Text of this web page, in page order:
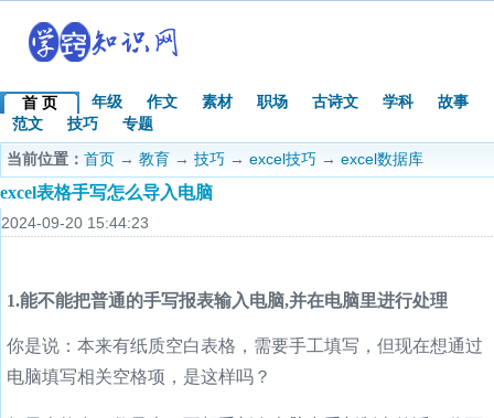
首 页 年级 作文 素材 职场 古诗文 学科
故事
范文
技巧
专题
当前位置： 首页 → 教育 → 技巧 → excel技巧 → excel数据库
excel表格手写怎么导入电脑
2024-09-20 15:44:23
1.能不能把普通的手写报表输入电脑,并在电脑里进行处理
你是说：本来有纸质空白表格，需要手工填写，但现在想通过
电脑填写相关空格项，是这样吗？